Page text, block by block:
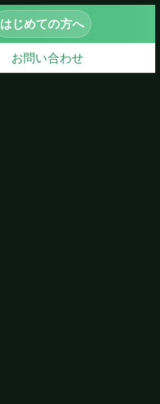
はじめての方へ
お問い合わせ